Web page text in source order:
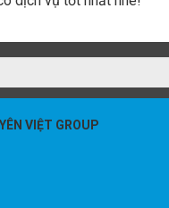
VIỆT GROUP